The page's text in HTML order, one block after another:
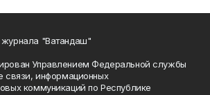
"Ватандаш"
Управлением Федеральной службы
связи, информационных
коммуникаций по Республике